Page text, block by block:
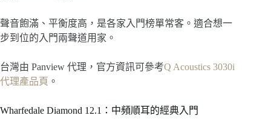
聲音飽滿、平衡度高，是各家入門榜單常客。適合想一
步到位的入門兩聲道用家。
台灣由 Panview 代理，官方資訊可參考Q Acoustics 3030i
代理產品頁 。
Wharfedale Diamond 12.1：中頻順耳的經典入門